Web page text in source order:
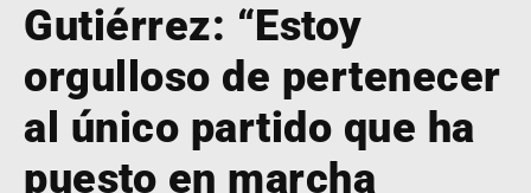
Gutiérrez: “Estoy
orgulloso de pertenecer
al único partido que ha
puesto en marcha